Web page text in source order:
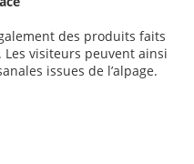
des produits faits
visiteurs peuvent ainsi
issues de l’alpage.